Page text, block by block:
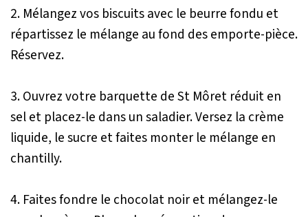
2. Mélangez vos biscuits avec le beurre fondu et
répartissez le mélange au fond des emporte-pièce.
Réservez.
3. Ouvrez votre barquette de St Môret réduit en
sel et placez-le dans un saladier. Versez la crème
liquide, le sucre et faites monter le mélange en
chantilly.
4. Faites fondre le chocolat noir et mélangez-le